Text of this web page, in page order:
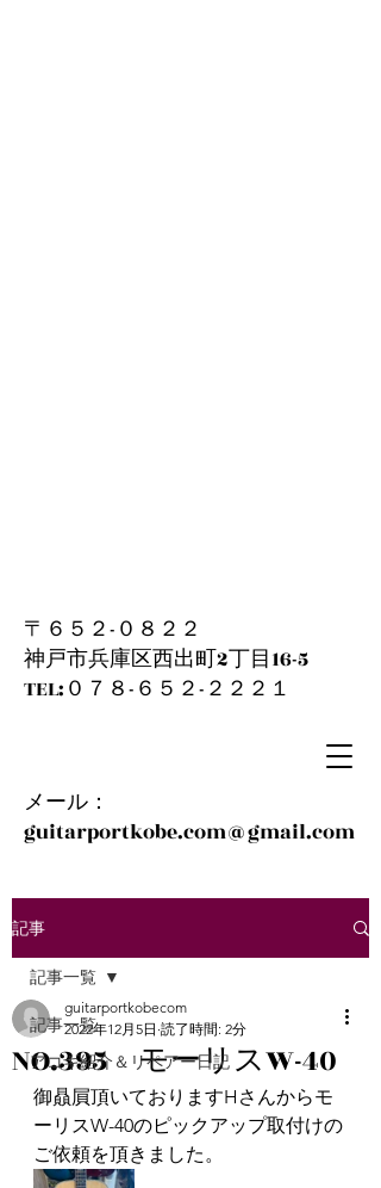
〒６５２-０８２２
神戸市兵庫区西出町2丁目16-5
​TEL:０７８-６５２-２２２１
メール：
guitarportkobe.com@gmail.com
記事
記事一覧
アコギ紹介＆リペアー日記
記事一覧
NO.395 モーリスW-40
guitarportkobecom
2022年12月5日 読了時間: 2分
御贔屓頂いておりますHさんからモ
ーリスW-40のピックアップ取付けの
ご依頼を頂きました。